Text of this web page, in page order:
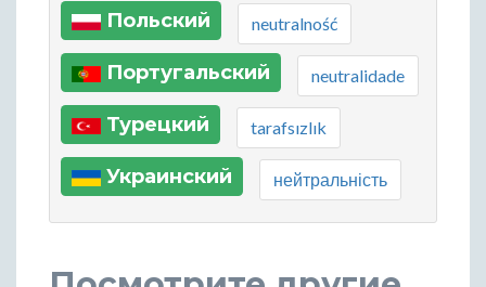
Польский neutralność
Португальский neutralidade
Турецкий tarafsızlık
Украинский нейтральність